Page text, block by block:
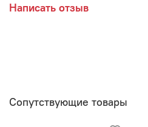
Написать отзыв
Сопутствующие товары